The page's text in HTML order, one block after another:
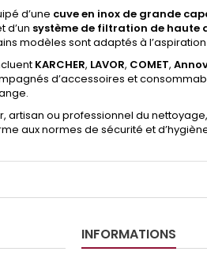
d’une cuve en inox de grande
d’un système de filtration de haute
modèles sont adaptés à
KARCHER, LAVOR, COMET,
d’accessoires et
artisan ou professionnel du
aux normes de sécurité et
INFORMATIONS